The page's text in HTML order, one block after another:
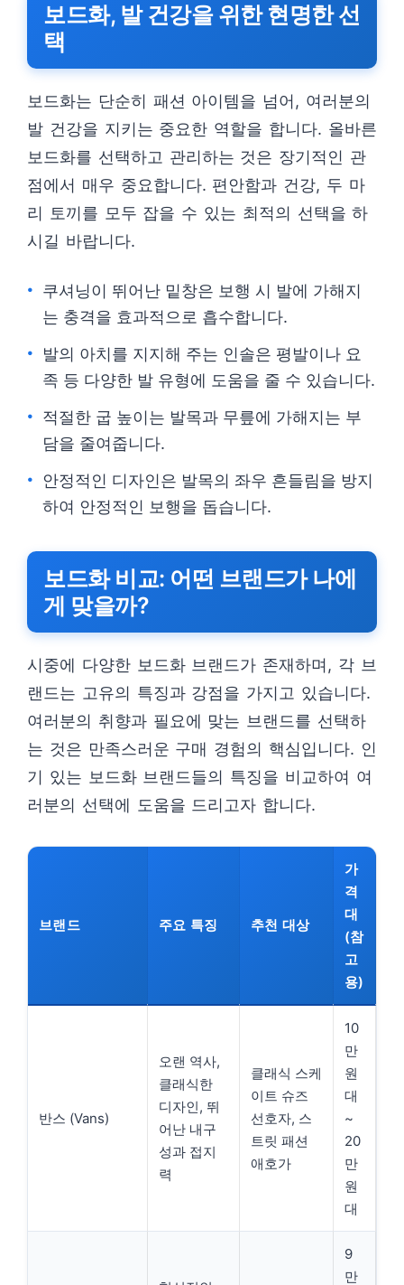
보드화, 발 건강을 위한 현명한 선
택
보드화는 단순히 패션 아이템을 넘어, 여러분의
발 건강을 지키는 중요한 역할을 합니다. 올바른
보드화를 선택하고 관리하는 것은 장기적인 관
점에서 매우 중요합니다. 편안함과 건강, 두 마
리 토끼를 모두 잡을 수 있는 최적의 선택을 하
시길 바랍니다.
쿠셔닝이 뛰어난 밑창은 보행 시 발에 가해지
는 충격을 효과적으로 흡수합니다.
발의 아치를 지지해 주는 인솔은 평발이나 요
족 등 다양한 발 유형에 도움을 줄 수 있습니다.
적절한 굽 높이는 발목과 무릎에 가해지는 부
담을 줄여줍니다.
안정적인 디자인은 발목의 좌우 흔들림을 방지
하여 안정적인 보행을 돕습니다.
보드화 비교: 어떤 브랜드가 나에
게 맞을까?
시중에 다양한 보드화 브랜드가 존재하며, 각 브
랜드는 고유의 특징과 강점을 가지고 있습니다.
여러분의 취향과 필요에 맞는 브랜드를 선택하
는 것은 만족스러운 구매 경험의 핵심입니다. 인
기 있는 보드화 브랜드들의 특징을 비교하여 여
러분의 선택에 도움을 드리고자 합니다.
브랜드 주요 특징 추천 대상
가
격
대
(참
고
용)
반스 (Vans)
오랜 역사,
클래식한
디자인, 뛰
어난 내구
성과 접지
력
클래식 스케
이트 슈즈
선호자, 스
트릿 패션
애호가
10
만
원
대
~
20
만
원
대
9
만